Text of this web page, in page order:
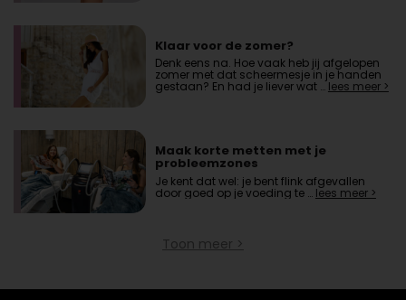
Klaar voor de zomer?
Denk eens na. Hoe vaak heb jij afgelopen
zomer met dat scheermesje in je handen
gestaan? En had je liever wat …lees meer >
Maak korte metten met je
probleemzones
Je kent dat wel: je bent flink afgevallen
door goed op je voeding te … lees meer >
Toon meer >